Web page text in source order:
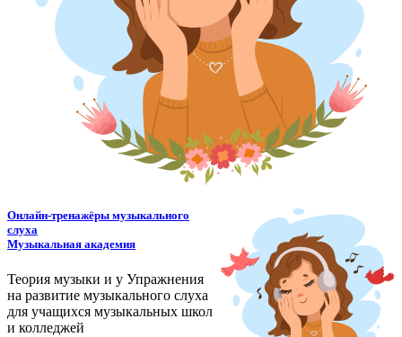
Онлайн-тренажёры музыкального
слуха
Музыкальная академия
Теория музыки и у Упражнения
на развитие музыкального слуха
для учащихся музыкальных школ
и колледжей